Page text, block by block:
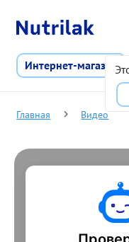
Интернет-магазин
Главная Видео